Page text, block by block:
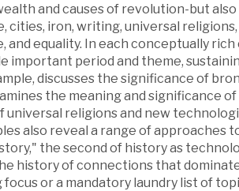
and causes of revolution-but
iron, writing, universal
equality. In each conceptually
important period and theme,
discusses the significance of
the meaning and significance
religions and new
also reveal a range of approaches
the second of history as
history of connections that
or a mandatory laundry list of